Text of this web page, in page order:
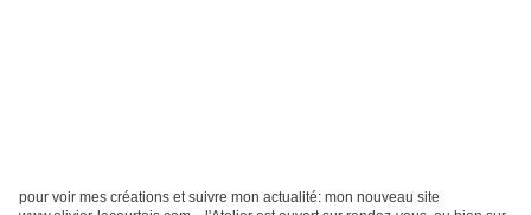
pour voir mes créations et suivre mon actualité: mon nouveau site